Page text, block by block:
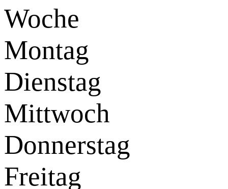
Woche
Montag
Dienstag
Mittwoch
Donnerstag
Freitag